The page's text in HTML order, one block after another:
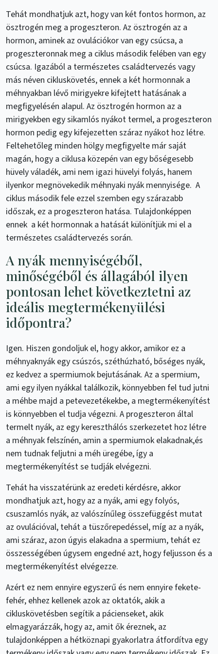
Tehát mondhatjuk azt, hogy van két fontos hormon, az
ösztrogén meg a progeszteron. Az ösztrogén az a
hormon, aminek az ovulációkor van egy csúcsa, a
progeszteronnak meg a ciklus második felében van egy
csúcsa. Igazából a természetes családtervezés vagy
más néven cikluskövetés, ennek a két hormonnak a
méhnyakban lévő mirigyekre kifejtett hatásának a
megfigyelésén alapul. Az ösztrogén hormon az a
mirigyekben egy sikamlós nyákot termel, a progeszteron
hormon pedig egy kifejezetten száraz nyákot hoz létre.
Feltehetőleg minden hölgy megfigyelte már saját
magán, hogy a ciklusa közepén van egy bőségesebb
hüvely váladék, ami nem igazi hüvelyi folyás, hanem
ilyenkor megnövekedik méhnyaki nyák mennyisége. A
ciklus második fele ezzel szemben egy szárazabb
időszak, ez a progeszteron hatása. Tulajdonképpen
ennek a két hormonnak a hatását különítjük mi el a
természetes családtervezés során.
A nyák mennyiségéből,
minőségéből és állagából ilyen
pontosan lehet következtetni az
ideális megtermékenyülési
időpontra?
Igen. Hiszen gondoljuk el, hogy akkor, amikor ez a
méhnyaknyák egy csúszós, széthúzható, bőséges nyák,
ez kedvez a spermiumok bejutásának. Az a spermium,
ami egy ilyen nyákkal találkozik, könnyebben fel tud jutni
a méhbe majd a petevezetékekbe, a megtermékenyítést
is könnyebben el tudja végezni. A progeszteron által
termelt nyák, az egy kereszthálós szerkezetet hoz létre
a méhnyak felszínén, amin a spermiumok elakadnak,és
nem tudnak feljutni a méh üregébe, így a
megtermékenyítést se tudják elvégezni.
Tehát ha visszatérünk az eredeti kérdésre, akkor
mondhatjuk azt, hogy az a nyák, ami egy folyós,
csuszamlós nyák, az valószínűleg összefüggést mutat
az ovulációval, tehát a tüszőrepedéssel, míg az a nyák,
ami száraz, azon úgyis elakadna a spermium, tehát ez
összességében úgysem engedné azt, hogy feljusson és a
megtermékenyítést elvégezze.
Azért ez nem ennyire egyszerű és nem ennyire fekete-
fehér, ehhez kellenek azok az oktatók, akik a
cikluskövetésben segítik a pácienseket, akik
elmagyarázzák, hogy az, amit ők éreznek, az
tulajdonképpen a hétköznapi gyakorlatra átfordítva egy